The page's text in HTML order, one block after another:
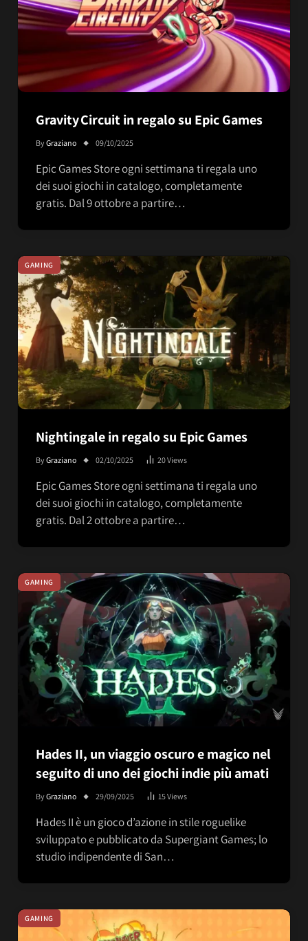
Gravity Circuit in regalo su Epic Games
ByGraziano 09/10/2025
Epic Games Store ogni settimana ti regala uno
dei suoi giochi in catalogo, completamente
gratis. Dal 9 ottobre a partire…
GAMING
Nightingale in regalo su Epic Games
ByGraziano 02/10/2025 20Views
Epic Games Store ogni settimana ti regala uno
dei suoi giochi in catalogo, completamente
gratis. Dal 2 ottobre a partire…
GAMING
Hades II, un viaggio oscuro e magico nel
seguito di uno dei giochi indie più amati
ByGraziano 29/09/2025 15Views
Hades II è un gioco d’azione in stile roguelike
sviluppato e pubblicato da Supergiant Games; lo
studio indipendente di San…
GAMING